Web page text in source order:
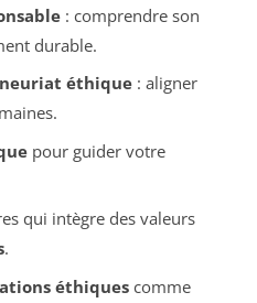
: comprendre son
durable.
éthique: aligner
pour guider votre
qui intègre des valeurs
.
éthiquescomme